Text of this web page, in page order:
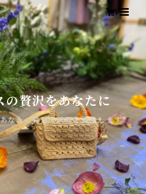
の贅沢をあなたに
なたの特別な瞬間を演出します